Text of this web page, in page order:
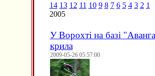
14 13 12 11 10 9 8 7 6 5 4 3 2 1
2005
У Ворохті на базі
крила
2009-05-26 05:57:00